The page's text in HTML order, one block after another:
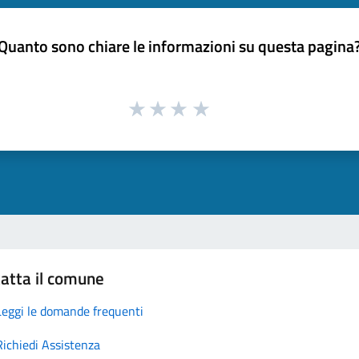
sono chiare le informazioni su questa
il comune
le domande frequenti
Assistenza